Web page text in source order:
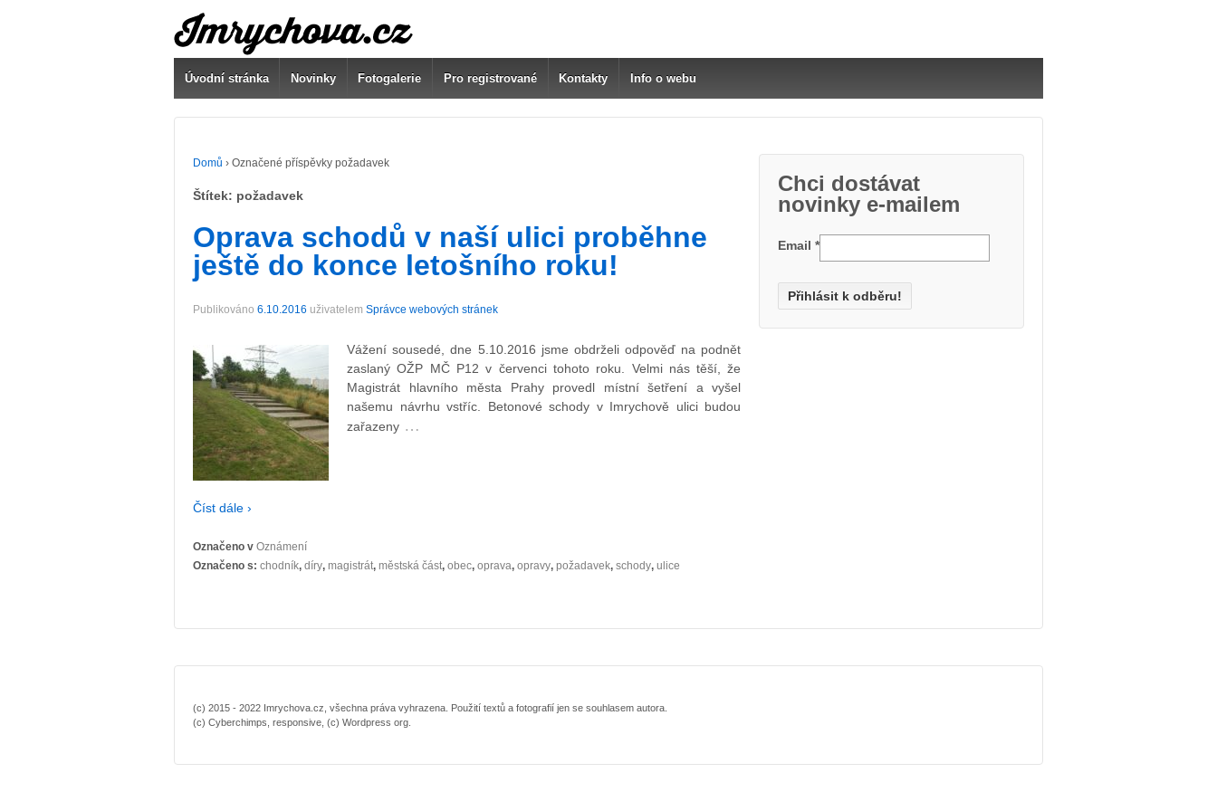
Úvodní stránka Novinky Fotogalerie Pro registrované Kontakty Info o webu
Domů › Označené příspěvky požadavek
Štítek: požadavek
Oprava schodů v naší ulici proběhne
ještě do konce letošního roku!
Publikováno 6.10.2016 uživatelem Správce webových stránek
Vážení sousedé, dne 5.10.2016 jsme obdrželi odpověď na podnět
zaslaný OŽP MČ P12 v červenci tohoto roku. Velmi nás těší, že
Magistrát hlavního města Prahy provedl místní šetření a vyšel
našemu návrhu vstříc. Betonové schody v Imrychově ulici budou
zařazeny …
Číst dále ›
Označeno v Oznámení
Označeno s: chodník, díry, magistrát, městská část, obec, oprava, opravy, požadavek, schody, ulice
Chci dostávat
novinky e-mailem
Email*
(c) 2015 - 2022 Imrychova.cz, všechna práva vyhrazena. Použití textů a fotografií jen se souhlasem autora.
(c) Cyberchimps, responsive, (c) Wordpress org.